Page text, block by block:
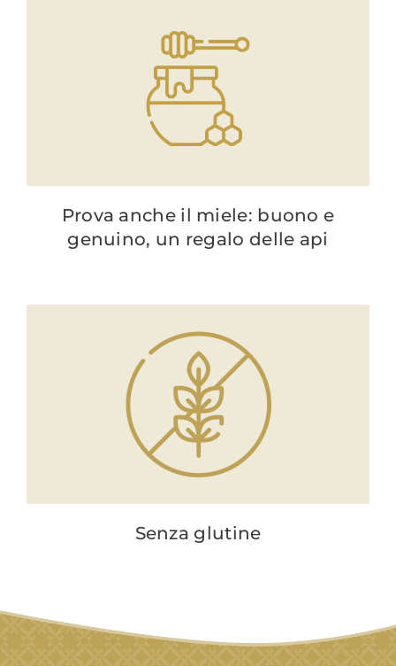
Prova anche il miele: buono e
genuino, un regalo delle api
Senza glutine